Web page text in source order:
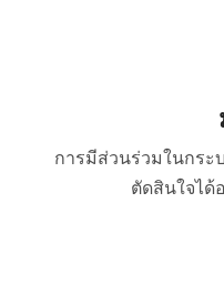
การมีส่วนร่วมในกร
ตัดสินใจได้